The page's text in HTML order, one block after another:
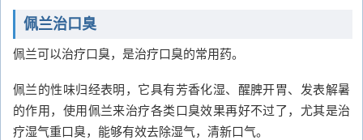
佩兰治口臭
佩兰可以治疗口臭，是治疗口臭的常用药。
佩兰的性味归经表明，它具有芳香化湿、醒脾开胃、发表解暑
的作用，使用佩兰来治疗各类口臭效果再好不过了，尤其是治
疗湿气重口臭，能够有效去除湿气，清新口气。